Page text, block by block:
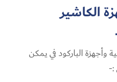
الكاشير
وأجهزة الباركود في يمكن
:-